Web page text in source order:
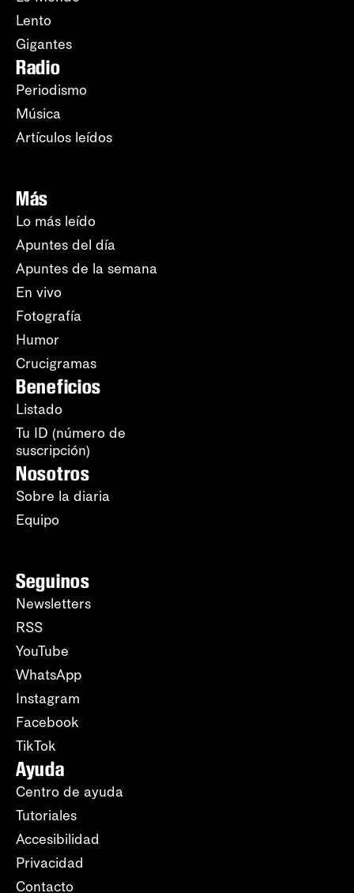
Lento
Gigantes
Radio
Periodismo
Música
Artículos leídos
Más
Lo más leído
Apuntes del día
Apuntes de la semana
En vivo
Fotografía
Humor
Crucigramas
Beneficios
Listado
Tu ID (número de
suscripción)
Nosotros
Sobre la diaria
Equipo
Seguinos
Newsletters
RSS
YouTube
WhatsApp
Instagram
Facebook
TikTok
Ayuda
Centro de ayuda
Tutoriales
Accesibilidad
Privacidad
Contacto